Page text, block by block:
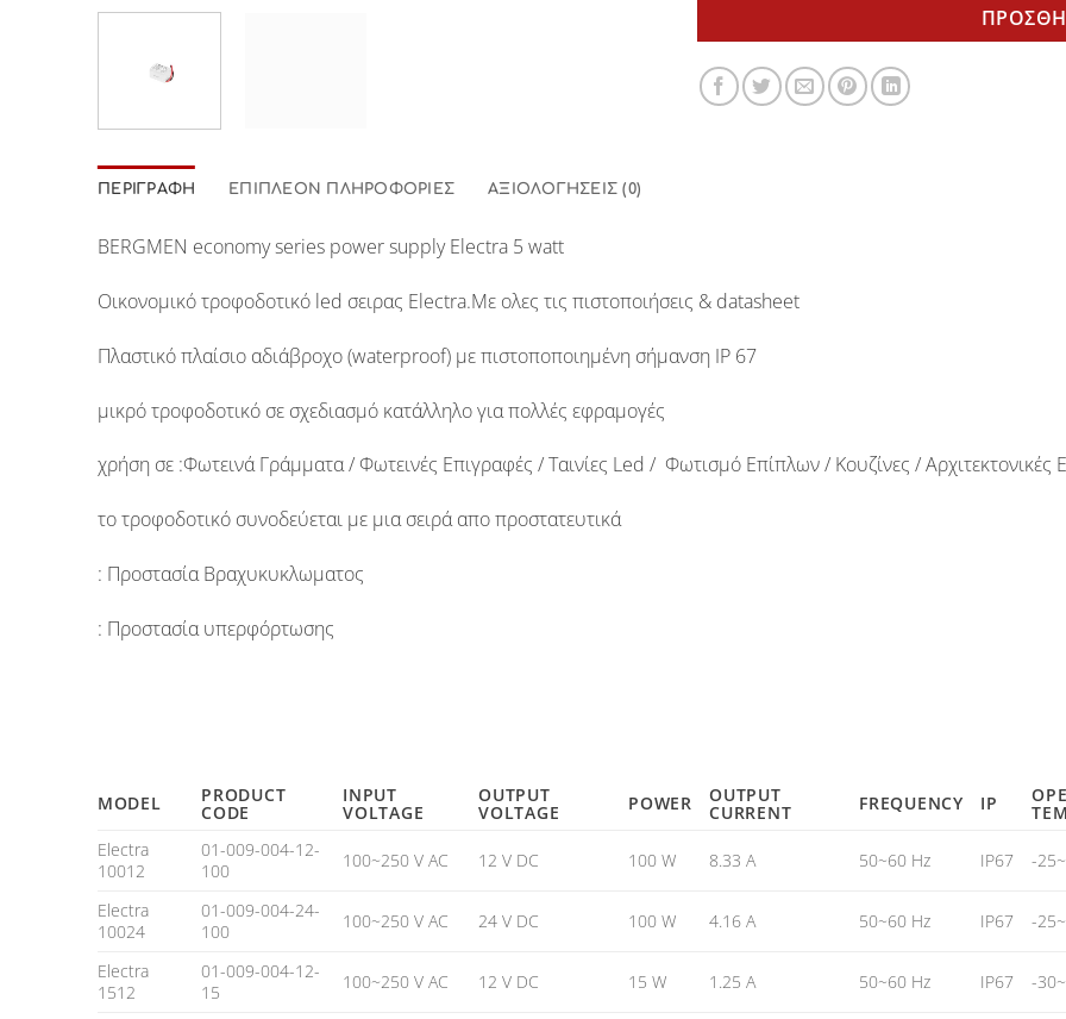
ΠΕΡΙΓΡΑΦΉ ΕΠΙΠΛΈΟΝ ΠΛΗΡΟΦΟΡΊΕΣ ΑΞΙΟΛΟΓΉΣΕΙΣ (0)
BERGMEN economy series power supplyElectra 5 watt
Oικονομικό τροφοδοτικό led σειρας Electra.Με ολες τις πιστοποιήσεις & datasheet
Πλαστικό πλαίσιο αδιάβροχο(waterproof) με πιστοποποιημένη σήμανση IP 67
μικρό τροφοδοτικό σε σχεδιασμό κατάλληλο για πολλές εφραμογές
χρήση σε :Φωτεινά Γράμματα / Φωτεινές Επιγραφές / Ταινίες Led / Φωτισμό Επίπλων / Κουζίνες /
το τροφοδοτικό συνοδεύεται με μια σειρά απο προστατευτικά
: Προστασία Βραχυκυκλωματος
: Προστασία υπερφόρτωσης
MODEL PRODUCT
CODE
INPUT
VOLTAGE
OUTPUT
VOLTAGE POWER OUTPUT
CURRENT FREQUENCY IP
Electra
10012
01-009-004-12-
100
100~250 V AC 12 V DC 100 W 8.33 A 50~60 Hz IP67 -
Electra
10024
01-009-004-24-
100
100~250 V AC 24 V DC 100 W 4.16 A 50~60 Hz IP67 -
Electra
1512
01-009-004-12-
15
100~250 V AC 12 V DC 15 W 1.25 A 50~60 Hz IP67 -